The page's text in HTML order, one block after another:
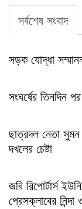
সর্বশেষ সংবাদ
সড়ক যোদ্ধা
সংঘর্ষের তিনদিন
ছাত্রদল নেতা সুমন
দখলের চেষ্টা
জবি রিপোর্টার্স
প্রেসক্লাবের